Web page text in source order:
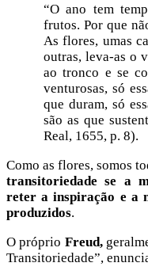
“O ano tem
frutos. Por que
As flores, umas
outras, leva-as o
ao tronco e se
venturosas, só
que duram, só
são as que
Real, 1655, p. 8).
Como as flores, somos
transitoriedade se a
reter a inspiração e a
produzidos.
O próprio Freud,
Transitoriedade”,